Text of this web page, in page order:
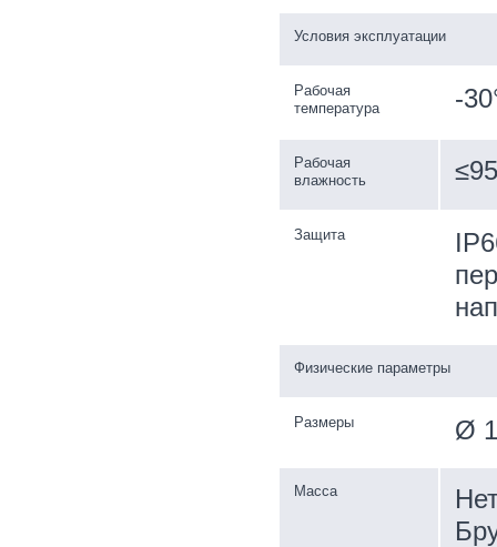
Условия эксплуатации
Рабочая
температура
-
Рабочая
влажность
Защита
Физические параметры
Размеры Ø
Масса